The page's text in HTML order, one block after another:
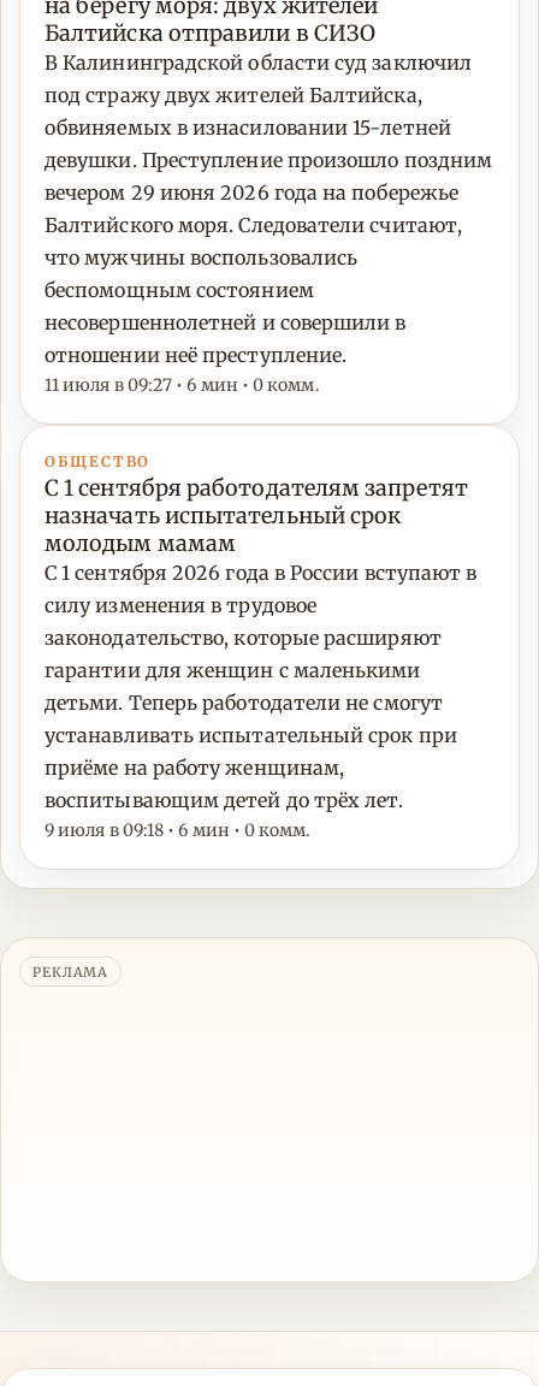
на берегу моря: двух жителей
Балтийска отправили в СИЗО
В Калининградской области суд заключил
под стражу двух жителей Балтийска,
обвиняемых в изнасиловании 15-летней
девушки. Преступление произошло поздним
вечером 29 июня 2026 года на побережье
Балтийского моря. Следователи считают,
что мужчины воспользовались
беспомощным состоянием
несовершеннолетней и совершили в
отношении неё преступление.
11 июля в 09:27 • 6 мин • 0 комм.
ОБЩЕСТВО
С 1 сентября работодателям запретят
назначать испытательный срок
молодым мамам
С 1 сентября 2026 года в России вступают в
силу изменения в трудовое
законодательство, которые расширяют
гарантии для женщин с маленькими
детьми. Теперь работодатели не смогут
устанавливать испытательный срок при
приёме на работу женщинам,
воспитывающим детей до трёх лет.
9 июля в 09:18 • 6 мин • 0 комм.
РЕКЛАМА